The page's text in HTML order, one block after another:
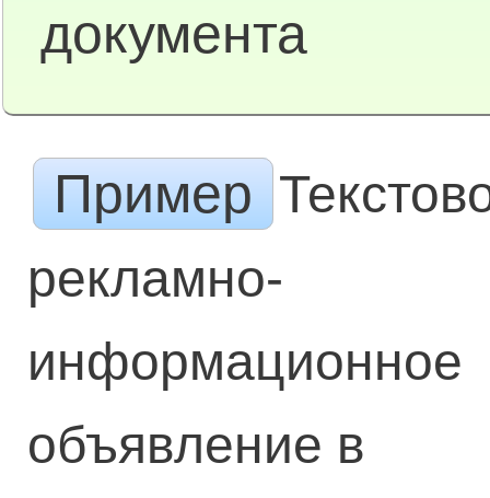
документа
Пример
рекламно-
информационное
объявление в